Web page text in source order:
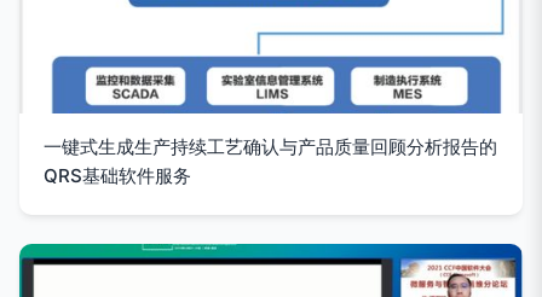
一键式生成生产持续工艺确认与产品质量回顾分析报告的
QRS基础软件服务